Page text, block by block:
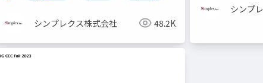
シンプレクス株式会社 48.2K
シンプ